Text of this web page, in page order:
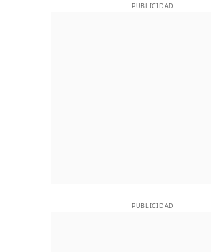
PUBLICIDAD
PUBLICIDAD